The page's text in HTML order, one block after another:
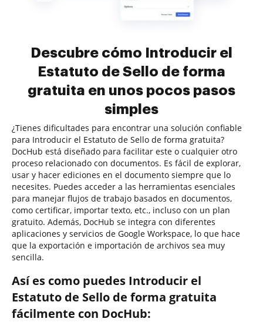
Descubre cómo Introducir el
Estatuto de Sello de forma
gratuita en unos pocos pasos
simples
¿Tienes dificultades para encontrar una solución confiable
para Introducir el Estatuto de Sello de forma gratuita?
DocHub está diseñado para facilitar este o cualquier otro
proceso relacionado con documentos. Es fácil de explorar,
usar y hacer ediciones en el documento siempre que lo
necesites. Puedes acceder a las herramientas esenciales
para manejar flujos de trabajo basados en documentos,
como certificar, importar texto, etc., incluso con un plan
gratuito. Además, DocHub se integra con diferentes
aplicaciones y servicios de Google Workspace, lo que hace
que la exportación e importación de archivos sea muy
sencilla.
Así es como puedes Introducir el
Estatuto de Sello de forma gratuita
fácilmente con DocHub: